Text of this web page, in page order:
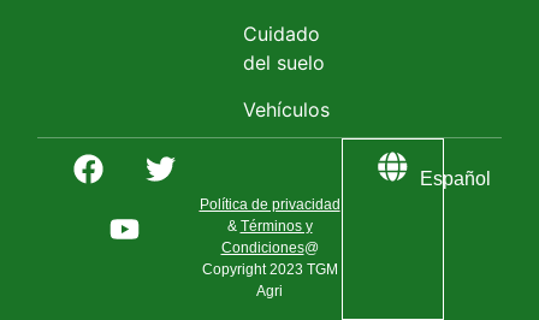
Cuidado
del suelo
Vehículos
Política de privacidad
& Términos y
Condiciones@
Copyright 2023 TGM
Agri
Español